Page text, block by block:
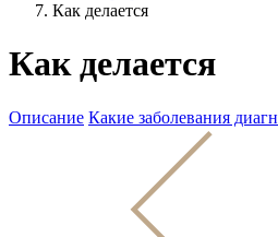
Как делается
Как делается
Описание Какие заболевания